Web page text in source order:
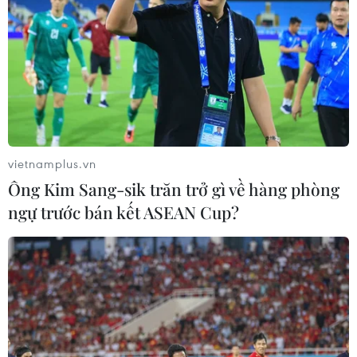
được phát huy hơn nữa trong thời gian tới,” Phó
Thủ tướng nói.
Phó Thủ tướng nhấn mạnh nhiệm vụ quan
trọng sắp tới là phải tiếp tục đẩy nhanh tiến độ,
phấn đấu hoàn thành đưa dự án, trước mắt là
các mốc phát điện bằng dầu tổ máy số 1 vào
ngày 30/4 tới, phát điện bằng than vào ngày 16/6
tới.
vietnamplus.vn
Ông Kim Sang-sik trăn trở gì về hàng phòng
ngự trước bán kết ASEAN Cup?